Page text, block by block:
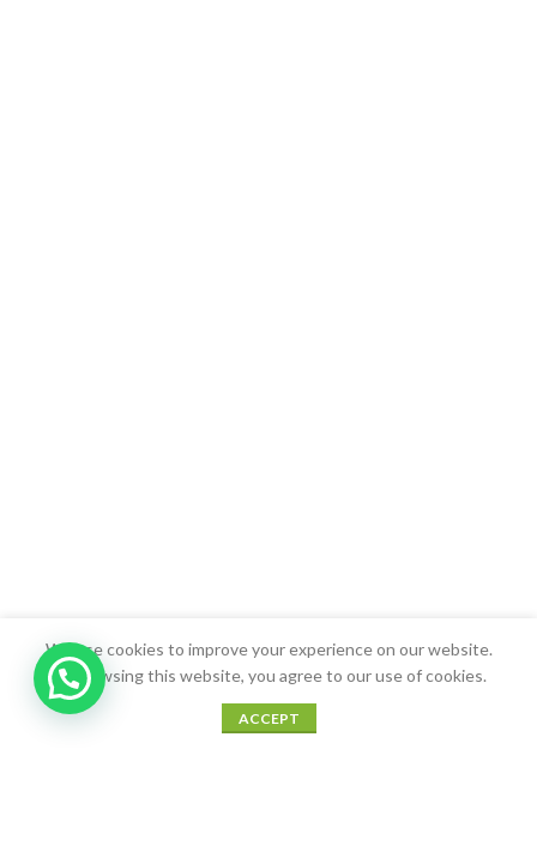
We use cookies to improve your experience on our website.
By browsing this website, you agree to our use of cookies.
ACCEPT
Wishlist